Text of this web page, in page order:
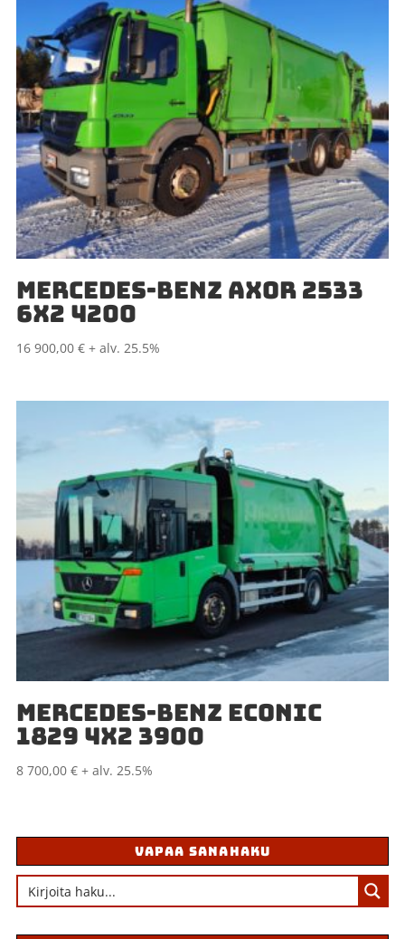
MERCEDES-BENZ AXOR 2533
6X2 4200
16 900,00 € + alv. 25.5%
MERCEDES-BENZ ECONIC
1829 4X2 3900
8 700,00 € + alv. 25.5%
VAPAA SANAHAKU